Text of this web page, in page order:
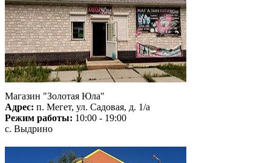
Магазин "Золотая Юла"
Адрес: п. Мегет, ул. Садовая, д. 1/а
Режим работы: 10:00 - 19:00
с. Выдрино